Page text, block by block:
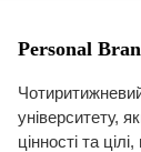
Personal
університету,
цінності та